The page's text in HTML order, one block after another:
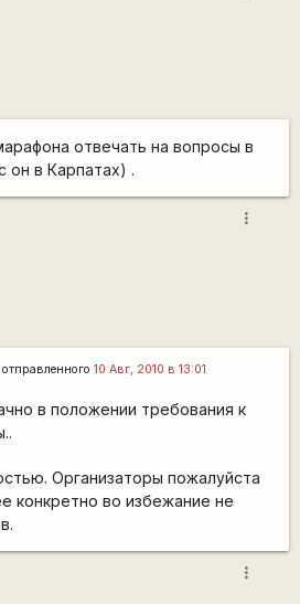
отвечать на вопросы в
он в Карпатах) .
more_vert
отправленного 10 Авг, 2010 в 13:01
в положении требования к
Организаторы пожалуйста
конкретно во избежание не
more_vert